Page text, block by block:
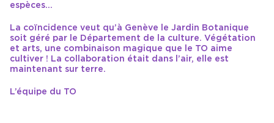
espèces…
La coïncidence veut qu’à Genève le Jardin Botanique
soit géré par le Département de la culture. Végétation
et arts, une combinaison magique que le TO aime
cultiver ! La collaboration était dans l’air, elle est
maintenant sur terre.
L’équipe du TO